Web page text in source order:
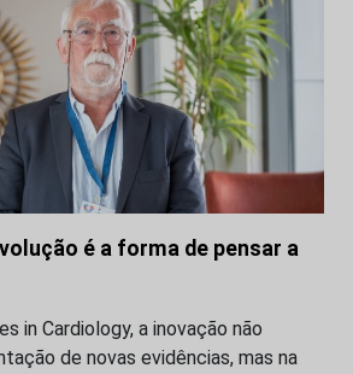
é a forma de pensar a
in Cardiology, a inovação não
de novas evidências, mas na